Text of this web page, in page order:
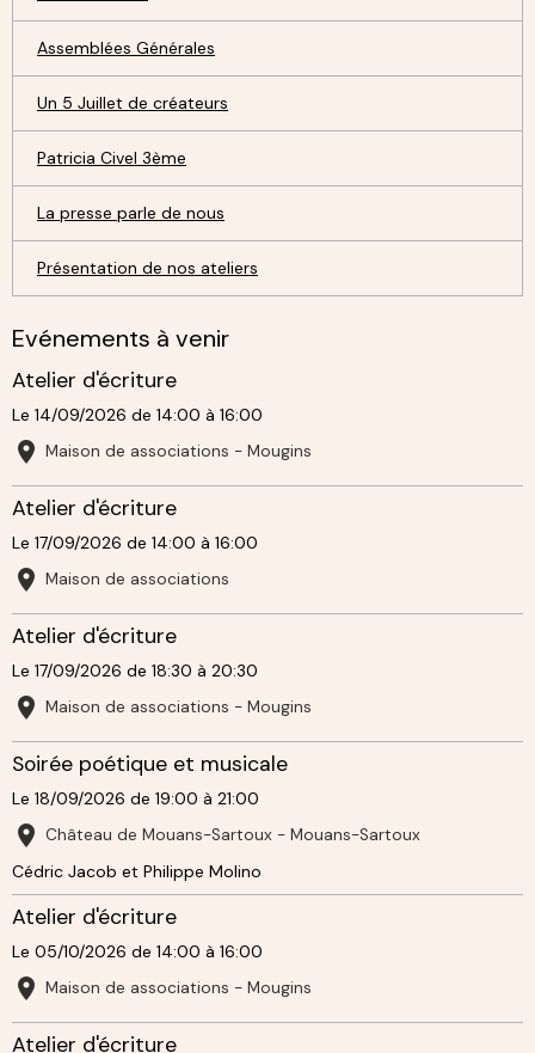
Assemblées Générales
Un 5 Juillet de créateurs
Patricia Civel 3ème
La presse parle de nous
Présentation de nos ateliers
Evénements à venir
Atelier d'écriture
Le 14/09/2026 de 14:00 à 16:00
Maison de associations - Mougins
Atelier d'écriture
Le 17/09/2026 de 14:00 à 16:00
Maison de associations
Atelier d'écriture
Le 17/09/2026 de 18:30 à 20:30
Maison de associations - Mougins
Soirée poétique et musicale
Le 18/09/2026 de 19:00 à 21:00
Château de Mouans-Sartoux - Mouans-Sartoux
Cédric Jacob et Philippe Molino
Atelier d'écriture
Le 05/10/2026 de 14:00 à 16:00
Maison de associations - Mougins
Atelier d'écriture